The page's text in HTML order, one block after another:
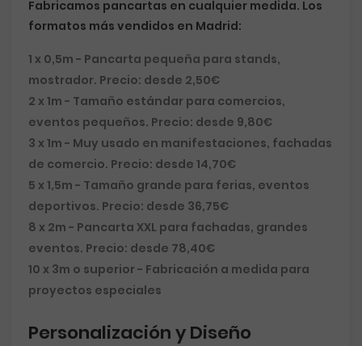
Fabricamos pancartas en cualquier medida. Los
formatos más vendidos en Madrid:
1 x 0,5m - Pancarta pequeña para stands,
mostrador. Precio: desde 2,50€
2 x 1m - Tamaño estándar para comercios,
eventos pequeños. Precio: desde 9,80€
3 x 1m - Muy usado en manifestaciones, fachadas
de comercio. Precio: desde 14,70€
5 x 1,5m - Tamaño grande para ferias, eventos
deportivos. Precio: desde 36,75€
8 x 2m - Pancarta XXL para fachadas, grandes
eventos. Precio: desde 78,40€
10 x 3m o superior - Fabricación a medida para
proyectos especiales
Personalización y Diseño